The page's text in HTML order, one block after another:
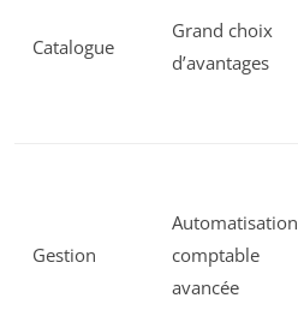
Catalogue
Grand choix
d’avantages
Gestion
Automatisation
comptable
avancée